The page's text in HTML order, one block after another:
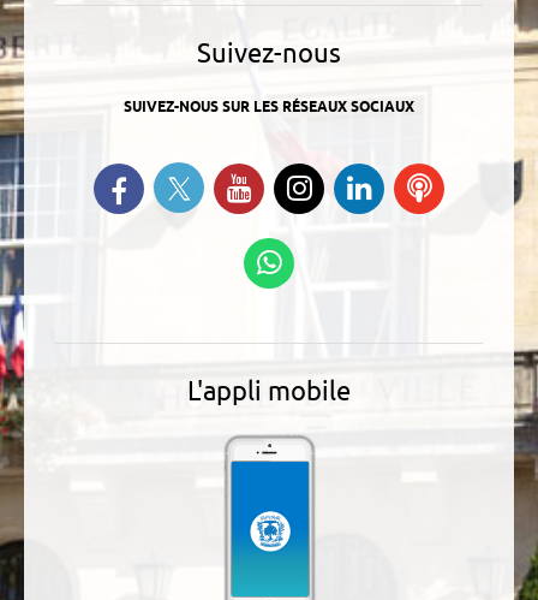
Suivez-nous
SUIVEZ-NOUS SUR LES RÉSEAUX SOCIAUX
Retrouvez-nous sur Facebook
Suivez-nous sur Twitter
Suivez-nous sur YouTube
Suivez-nous sur
Instagram
Retrouvez-
nous sur
Ecoutez
L'appli mobile